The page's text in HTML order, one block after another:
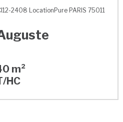
Auguste
2408 LocationPure PARIS 75011
m²
HC